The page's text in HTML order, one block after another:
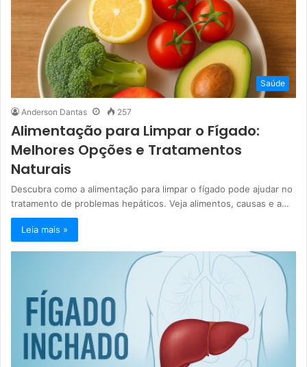
Saúde
Anderson Dantas 257
Alimentação para Limpar o Fígado:
Melhores Opções e Tratamentos
Naturais
Descubra como a alimentação para limpar o fígado pode ajudar no
tratamento de problemas hepáticos. Veja alimentos, causas e a…
Leia mais »